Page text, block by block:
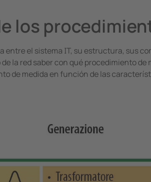
los
entre el sistema IT, su estructura, sus
la red saber con qué procedimiento
de medida en función de las